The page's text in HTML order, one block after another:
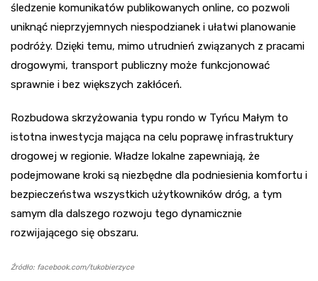
śledzenie komunikatów publikowanych online, co pozwoli
uniknąć nieprzyjemnych niespodzianek i ułatwi planowanie
podróży. Dzięki temu, mimo utrudnień związanych z pracami
drogowymi, transport publiczny może funkcjonować
sprawnie i bez większych zakłóceń.
Rozbudowa skrzyżowania typu rondo w Tyńcu Małym to
istotna inwestycja mająca na celu poprawę infrastruktury
drogowej w regionie. Władze lokalne zapewniają, że
podejmowane kroki są niezbędne dla podniesienia komfortu i
bezpieczeństwa wszystkich użytkowników dróg, a tym
samym dla dalszego rozwoju tego dynamicznie
rozwijającego się obszaru.
Źródło: facebook.com/tukobierzyce